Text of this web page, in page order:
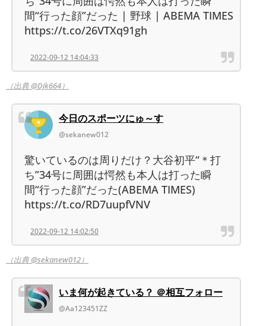
間“行った顔”だった | 野球 | ABEMA TIMES
https://t.co/26VTXq91gh
2022-09-12 14:04:33
（出典 @Djk664）
今日のスポーツにゅ～す
@sekanew012
驚いているのは周りだけ？大谷初平“＊打
ち”34号に周囲は愕然も本人は打った瞬
間“行った顔”だった(ABEMA TIMES)
https://t.co/RD7uupfVNV
2022-09-12 14:02:50
（出典 @sekanew012）
いま何が起きている？ ＠相互フォロー
@Aa123451ZZ